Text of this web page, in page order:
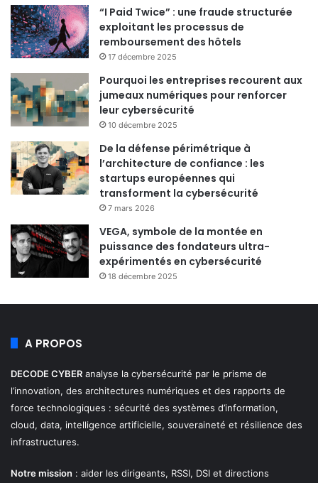
“I Paid Twice” : une fraude structurée
exploitant les processus de
remboursement des hôtels
17 décembre 2025
Pourquoi les entreprises recourent aux
jumeaux numériques pour renforcer
leur cybersécurité
10 décembre 2025
De la défense périmétrique à
l’architecture de confiance : les
startups européennes qui
transforment la cybersécurité
7 mars 2026
VEGA, symbole de la montée en
puissance des fondateurs ultra-
expérimentés en cybersécurité
18 décembre 2025
A PROPOS
DECODE CYBER analyse la cybersécurité par le prisme de
l’innovation, des architectures numériques et des rapports de
force technologiques : sécurité des systèmes d’information,
cloud, data, intelligence artificielle, souveraineté et résilience des
infrastructures.
Notre mission : aider les dirigeants, RSSI, DSI et directions